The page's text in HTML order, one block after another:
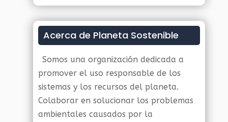
Acerca de Planeta Sostenible
Somos una organización dedicada a
promover el uso responsable de los
sistemas y los recursos del planeta.
Colaborar en solucionar los problemas
ambientales causados por la